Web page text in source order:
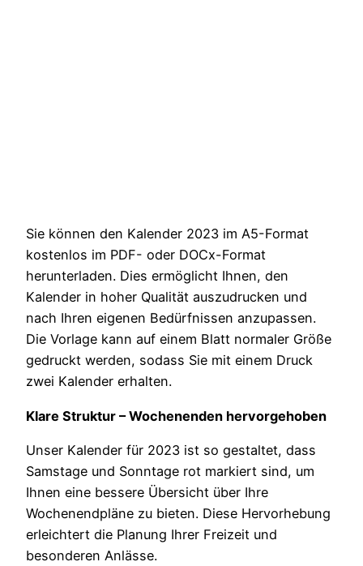
Sie können den Kalender 2023 im A5-Format
kostenlos im PDF- oder DOCx-Format
herunterladen. Dies ermöglicht Ihnen, den
Kalender in hoher Qualität auszudrucken und
nach Ihren eigenen Bedürfnissen anzupassen.
Die Vorlage kann auf einem Blatt normaler Größe
gedruckt werden, sodass Sie mit einem Druck
zwei Kalender erhalten.
Klare Struktur – Wochenenden hervorgehoben
Unser Kalender für 2023 ist so gestaltet, dass
Samstage und Sonntage rot markiert sind, um
Ihnen eine bessere Übersicht über Ihre
Wochenendpläne zu bieten. Diese Hervorhebung
erleichtert die Planung Ihrer Freizeit und
besonderen Anlässe.